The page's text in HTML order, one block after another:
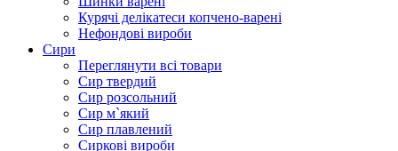
Курячі делікатеси копчено-варені
Нефондові вироби
Сири
Переглянути всі товари
Сир твердий
Сир розсольний
Сир м`який
Сир плавлений
Сиркові вироби